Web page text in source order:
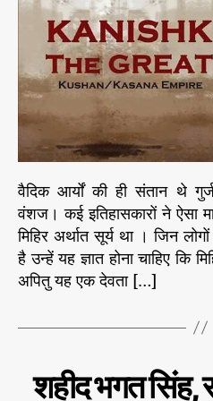
वैदिक आर्यों की ही संतान थे
वंशज। कई इतिहासकारों ने ऐसा
मिहिर अर्थात सूर्य था । जिन
है उन्हें यह ज्ञात होना चाहिए कि
अपितु यह एक देवता […]
शहीद भगत